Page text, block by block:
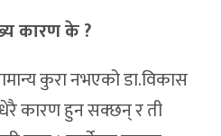
कारण के ?
कुरा नभएको डा.विकास
कारण हुन सक्छन् र ती